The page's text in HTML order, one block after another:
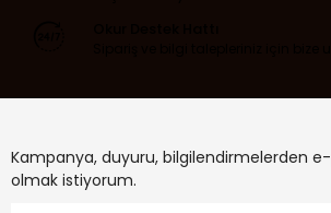
Kampanya, duyuru, bilgilendirmelerden
olmak istiyorum.